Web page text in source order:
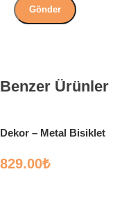
Benzer Ürünler
Dekor – Metal Bisiklet
829.00₺